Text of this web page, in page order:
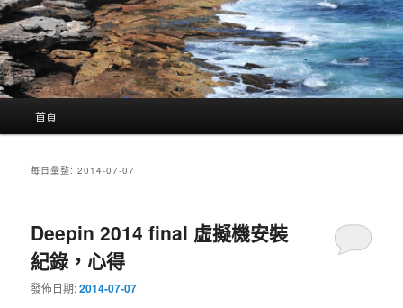
首頁
每日彙整:2014-07-07
Deepin 2014 final 虛擬機安裝
紀錄，心得
發佈日期:2014-07-07